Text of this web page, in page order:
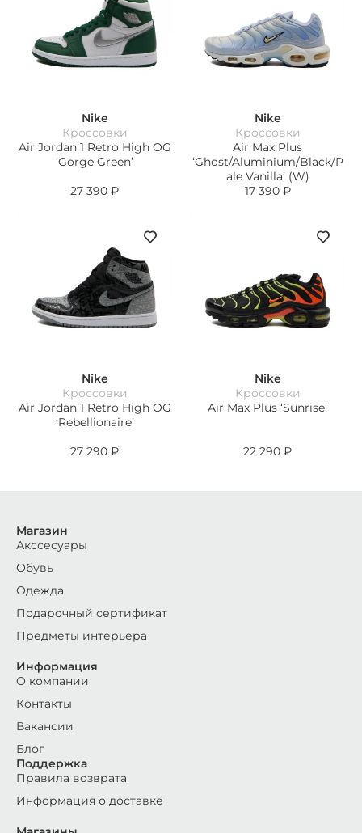
Nike
Кроссовки
Air Jordan 1 Retro High OG
‘Gorge Green’
27 390 ₽
Nike
Кроссовки
Air Max Plus
‘Ghost/Aluminium/Black/P
ale Vanilla’ (W)
17 390 ₽
Nike
Кроссовки
Air Jordan 1 Retro High OG
‘Rebellionaire’
27 290 ₽
Nike
Кроссовки
Air Max Plus ‘Sunrise’
22 290 ₽
Магазин
Акссесуары
Обувь
Одежда
Подарочный сертификат
Предметы интерьера
Информация
О компании
Контакты
Вакансии
Блог
Поддержка
Правила возврата
Информация о доставке